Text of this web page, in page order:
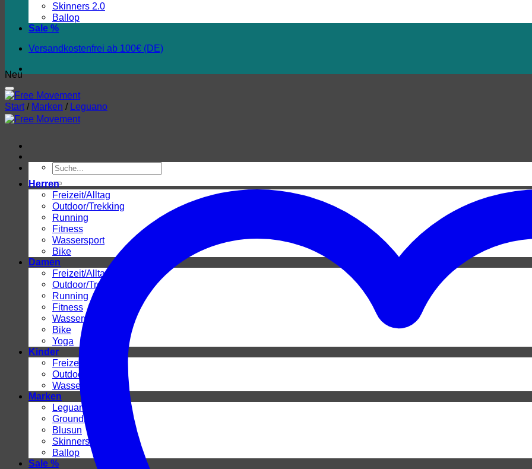
Skinners 2.0
Ballop
Sale %
Versandkostenfrei ab 100€ (DE)
Suchen
nach:
Herren
Freizeit/Alltag
Outdoor/Trekking
Running
Fitness
Wassersport
Bike
Damen
Freizeit/Alltag
Outdoor/Trekking
Running
Fitness
Wassersport
Bike
Yoga
Kinder
Freizeit/Alltag
Outdoor/Trekking
Wassersport
Marken
Leguano
Groundies
Blusun
Skinners 2.0
Ballop
Sale %
Start / Marken / Leguano
Neu